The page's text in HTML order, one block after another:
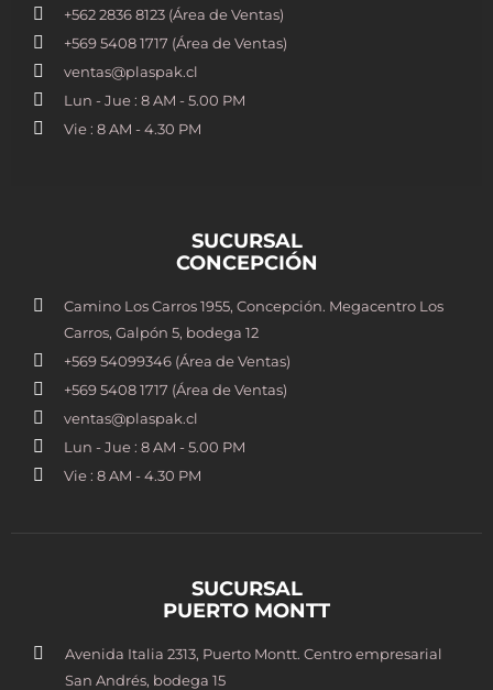
+562 2836 8123 (Área de Ventas)
+569 5408 1717 (Área de Ventas)
ventas@plaspak.cl
Lun - Jue : 8 AM - 5.00 PM
Vie : 8 AM - 4.30 PM
SUCURSAL
CONCEPCIÓN
Camino Los Carros 1955, Concepción. Megacentro Los
Carros, Galpón 5, bodega 12
+569 54099346 (Área de Ventas)
+569 5408 1717 (Área de Ventas)
ventas@plaspak.cl
Lun - Jue : 8 AM - 5.00 PM
Vie : 8 AM - 4.30 PM
SUCURSAL
PUERTO MONTT
Avenida Italia 2313, Puerto Montt. Centro empresarial
San Andrés, bodega 15